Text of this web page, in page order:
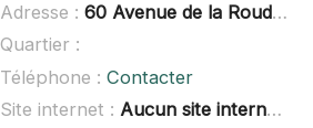
Adresse : 60 Avenue de la Roudet, 33500 Libourne
Quartier :
Téléphone : Contacter
Site internet : Aucun site internet connu